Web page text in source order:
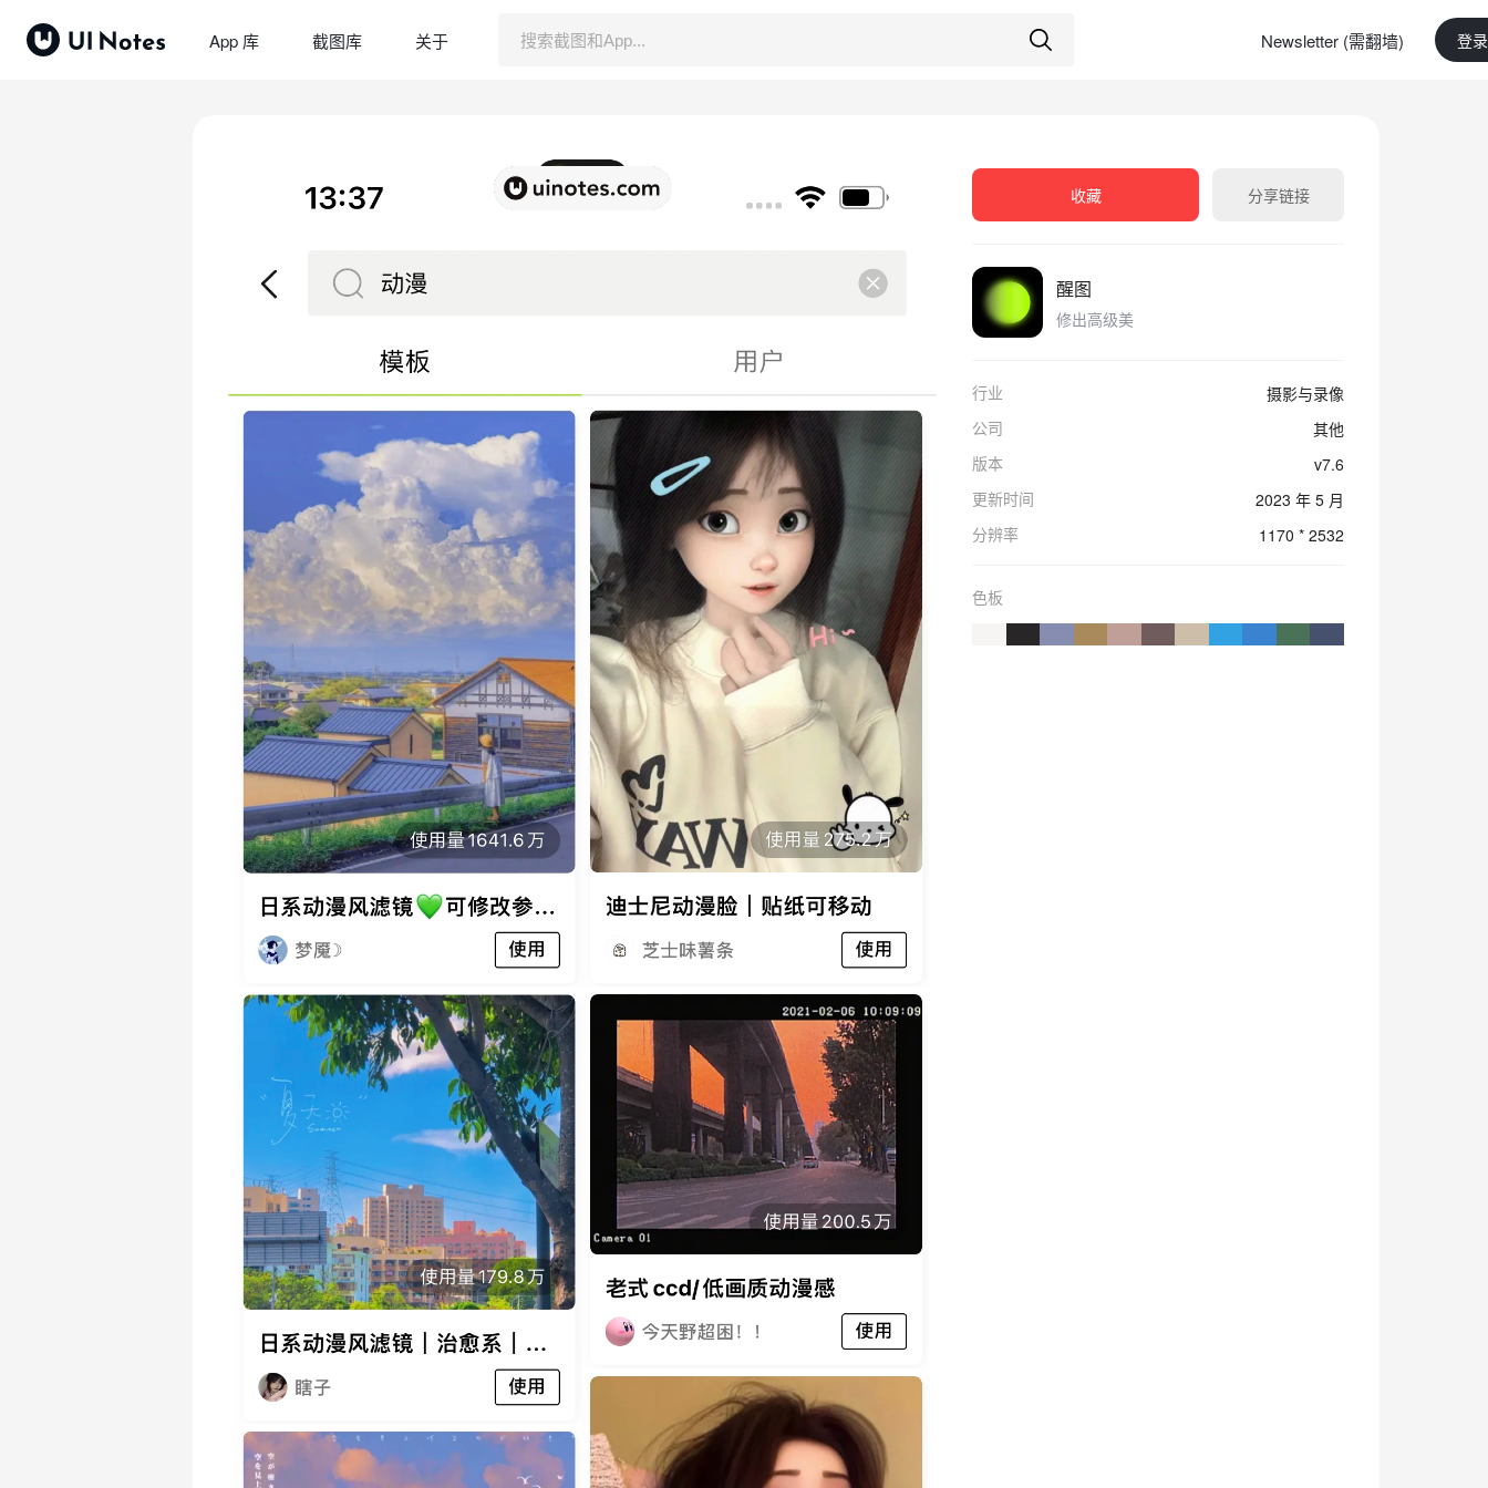
App 库 截图库 关于 Newsletter (需翻墙) 登
收藏 分享链接
醒图
修出高级美
行业
摄影与录像
公司
其他
版本
v7.6
更新时间
2023 年 5 月
分辨率
1170 * 2532
色板